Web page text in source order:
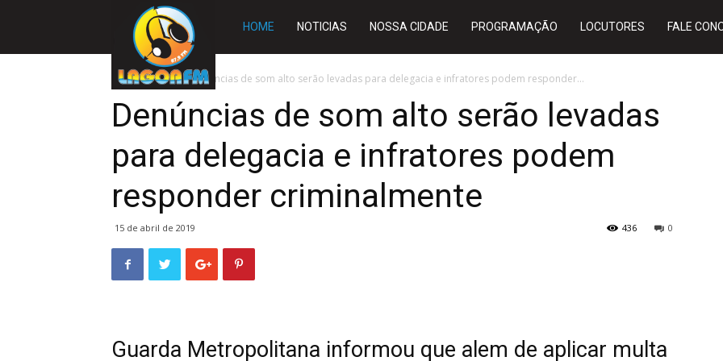
Rádio
Lagoa
FM
HOME NOTICIAS NOSSA CIDADE PROGRAMAÇÃO LOCUTORES FALE
Início SLIDE Denúncias de som alto serão levadas para delegacia e infratores podem responder...
Denúncias de som alto serão levadas
para delegacia e infratores podem
responder criminalmente
15 de abril de 2019 0
436
Guarda Metropolitana informou que alem de aplicar multa